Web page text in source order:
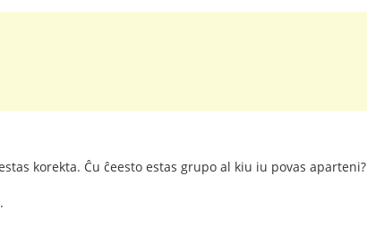
korekta. Ĉu ĉeesto estas grupo al kiu iu povas aparteni?